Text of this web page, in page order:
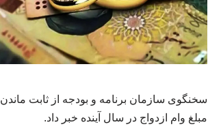
سخنگوی سازمان برنامه و بودجه از ثابت ماندن
مبلغ وام ازدواج در سال آینده خبر داد.